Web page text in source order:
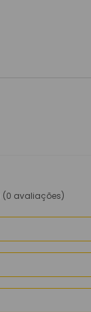
(0 avaliações)